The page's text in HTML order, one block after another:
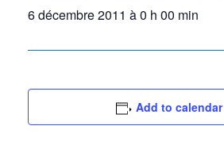
6 décembre 2011 à 0 h 00 min
Add to calendar